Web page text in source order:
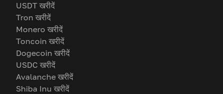
USDT खरीदें
Tron खरीदें
Monero खरीदें
Toncoin खरीदें
Dogecoin खरीदें
USDC खरीदें
Avalanche खरीदें
Shiba Inu खरीदें